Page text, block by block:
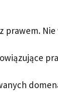
prawem.